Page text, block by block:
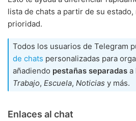
lista de chats a partir de su
prioridad.
Todos los usuarios de Telegram
de chats personalizadas para
añadiendo pestañas separadas a
Trabajo, Escuela, Noticias y más.
Enlaces al chat